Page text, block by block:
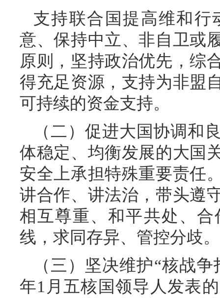
支持联合国提高维和行
意、保持中立、非自卫或
原则，坚持政治优先，综
得充足资源，支持为非盟
可持续的资金支持。
（二）促进大国协调和
体稳定、均衡发展的大国
安全上承担特殊重要责任
讲合作、讲法治，带头遵
相互尊重、和平共处、
线，求同存异、管控分歧。
（三）坚决维护“核战
年1月五核国领导人发表